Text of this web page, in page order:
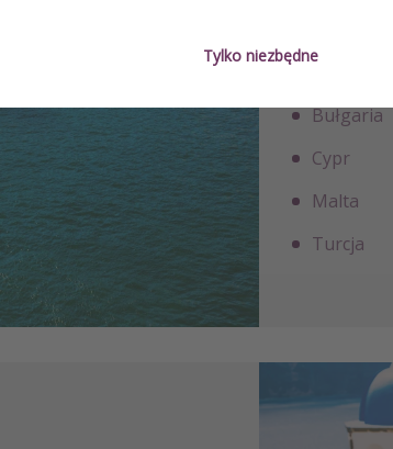
Bułgaria
Cypr
Malta
Turcja
Tylko niezbędne